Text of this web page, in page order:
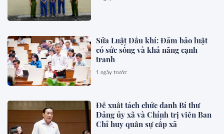
Sửa Luật Dầu khí: Đảm bảo luật
có sức sống và khả năng cạnh
tranh
1 ngày trước
Đề xuất tách chức danh Bí thư
Đảng ủy xã và Chính trị viên Ban
Chỉ huy quân sự cấp xã